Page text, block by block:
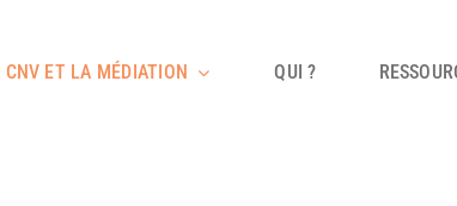
CNV ET LA MÉDIATION QUI ?